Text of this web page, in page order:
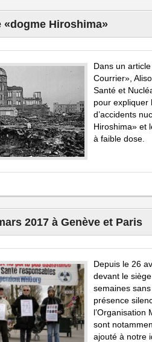
«dogme Hiroshima»
Dans un
Courrier»,
Santé et
pour expliquer
d’accidents
Hiroshima» et
à faible dose.
2017 à Genève et Paris
Depuis le 26
devant le
semaines
présence
l’Organisation
sont
ajouté à notre